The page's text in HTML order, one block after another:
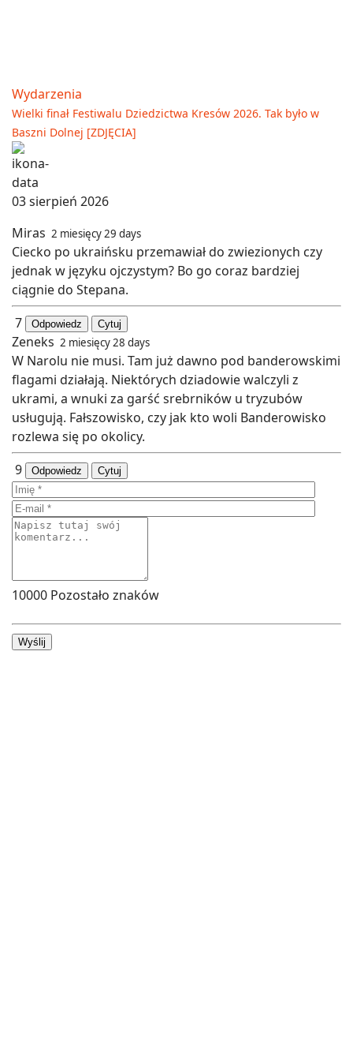
Wydarzenia
Wielki finał Festiwalu Dziedzictwa Kresów 2026. Tak było w
Baszni Dolnej [ZDJĘCIA]
03 sierpień 2026
Miras 2 miesięcy 29 days
Ciecko po ukraińsku przemawiał do zwiezionych czy
jednak w języku ojczystym? Bo go coraz bardziej
ciągnie do Stepana.
7
Odpowiedz Cytuj
Zeneks 2 miesięcy 28 days
W Narolu nie musi. Tam już dawno pod banderowskimi
flagami działają. Niektórych dziadowie walczyli z
ukrami, a wnuki za garść srebrników u tryzubów
usługują. Fałszowisko, czy jak kto woli Banderowisko
rozlewa się po okolicy.
9
Odpowiedz Cytuj
10000 Pozostało znaków
Wyślij